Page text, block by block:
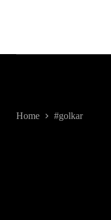
Home
#golkar